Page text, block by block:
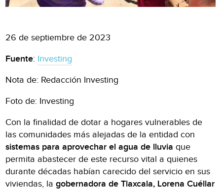
26 de septiembre de 2023
Fuente: Investing
Nota de: Redacción Investing
Foto de: Investing
Con la finalidad de dotar a hogares vulnerables de
las comunidades más alejadas de la entidad con
sistemas para aprovechar el agua de lluvia que
permita abastecer de este recurso vital a quienes
durante décadas habían carecido del servicio en sus
viviendas, lagobernadora de Tlaxcala, Lorena Cuéllar